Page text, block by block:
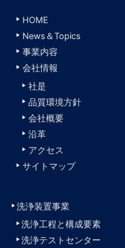
HOME
News＆Topics
事業内容
会社情報
社是
品質環境方針
会社概要
沿革
アクセス
サイトマップ
洗浄装置事業
洗浄工程と構成要素
洗浄テストセンター